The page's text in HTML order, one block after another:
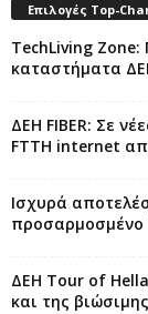
Επιλογές Top-
TechLiving Zone:
καταστήματα
ΔΕΗ FIBER: Σε
FTTH internet
Ισχυρά
προσαρμοσμένο
ΔΕΗ Tour of
και της